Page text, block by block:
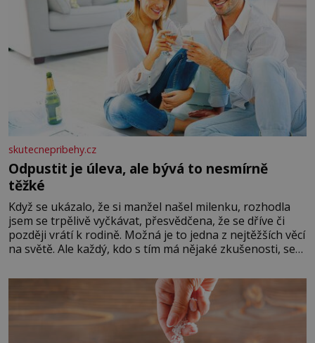
skutecnepribehy.cz
Odpustit je úleva, ale bývá to nesmírně
těžké
Když se ukázalo, že si manžel našel milenku, rozhodla
jsem se trpělivě vyčkávat, přesvědčena, že se dříve či
později vrátí k rodině. Možná je to jedna z nejtěžších věcí
na světě. Ale každý, kdo s tím má nějaké zkušenosti, se
Když se ke mně doneslo, že si manžel pořídil milenku,